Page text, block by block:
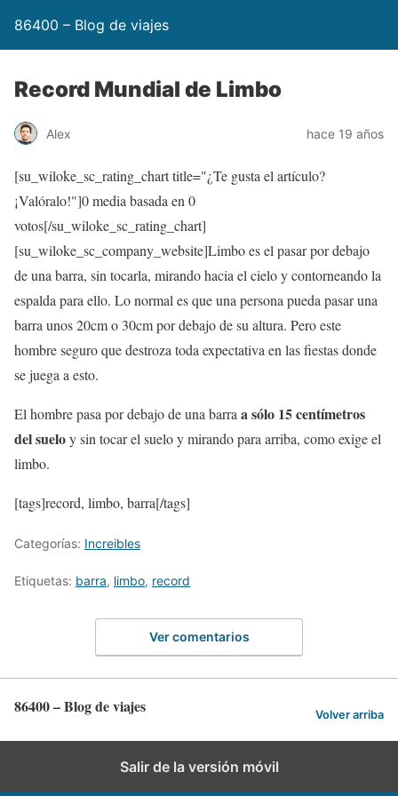
86400 – Blog de viajes
Record Mundial de Limbo
Alex hace 19 años
[su_wiloke_sc_rating_chart title="¿Te gusta el artículo?
¡Valóralo!"]0media basada en 0
votos[/su_wiloke_sc_rating_chart]
[su_wiloke_sc_company_website]Limbo es el pasar por debajo
de una barra, sin tocarla, mirando hacia el cielo y contorneando la
espalda para ello. Lo normal es que una persona pueda pasar una
barra unos 20cm o 30cm por debajo de su altura. Pero este
hombre seguro que destroza toda expectativa en las fiestas donde
se juega a esto.
El hombre pasa por debajo de una barra a sólo 15 centímetros
del sueloy sin tocar el suelo y mirando para arriba, como exige el
limbo.
[tags]record, limbo, barra[/tags]
Categorías: Increibles
Etiquetas: barra, limbo, record
Ver comentarios
86400 – Blog de viajes Volver arriba
Salir de la versión móvil